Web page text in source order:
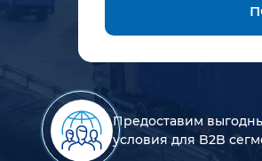
Предоставим
условия для B2B